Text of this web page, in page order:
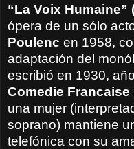
“La Voix Humaine”
ópera de un sólo
Poulenc en 1958,
adaptación del
escribió en 1930,
Comedie Francaise
una mujer
soprano) mantiene
telefónica con su